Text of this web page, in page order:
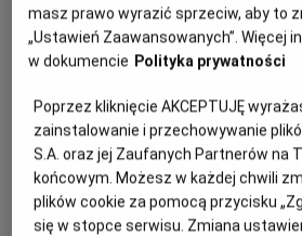
Zaprezentujemy zestaw bajek:
Gdzie jest Kicia?
Szalony ślub
Skaczący spychacz
Żart Spychacza
Czas trwania pokazów: 55 minut
masz prawo wyrazić sprzeciw, aby to
„Ustawień Zaawansowanych”. Więcej
w dokumencie Polityka prywatności
Poprzez kliknięcie AKCEPTUJĘ
zainstalowanie i przechowywanie
S.A. oraz jej Zaufanych Partnerów na
końcowym. Możesz w każdej chwili
plików cookie za pomocą przycisku
się w stopce serwisu. Zmiana